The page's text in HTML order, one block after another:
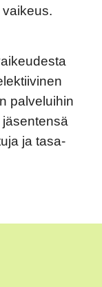
palveluihin
ja tasa-